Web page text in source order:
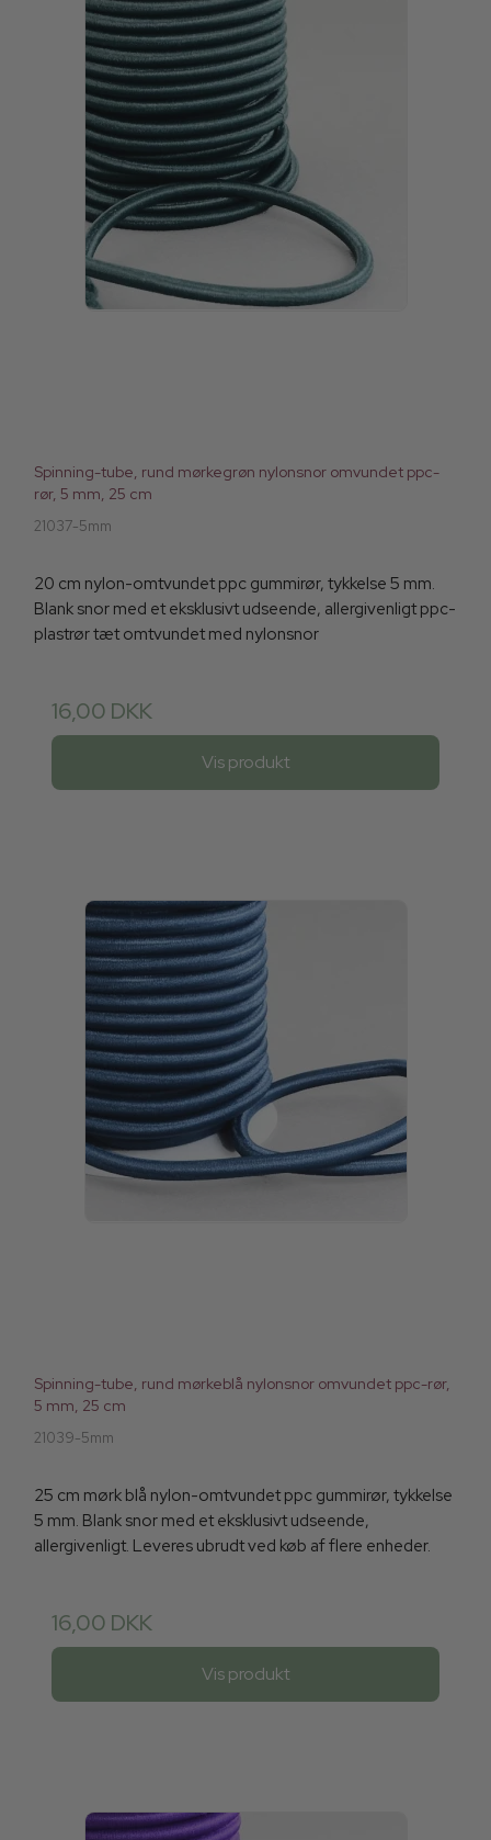
Spinning-tube, rund mørkegrøn nylonsnor omvundet ppc-
rør, 5 mm, 25 cm
21037-5mm
20 cm nylon-omtvundet ppc gummirør, tykkelse 5 mm.
Blank snor med et eksklusivt udseende, allergivenligt ppc-
plastrør tæt omtvundet med nylonsnor
16,00 DKK
Vis produkt
Spinning-tube, rund mørkeblå nylonsnor omvundet ppc-rør,
5 mm, 25 cm
21039-5mm
25 cm mørk blå nylon-omtvundet ppc gummirør, tykkelse
5 mm. Blank snor med et eksklusivt udseende,
allergivenligt. Leveres ubrudt ved køb af flere enheder.
16,00 DKK
Vis produkt